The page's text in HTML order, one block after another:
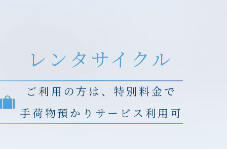
レンタサイクル
ご利用の方は、特別料金で
手荷物預かりサービス利用可